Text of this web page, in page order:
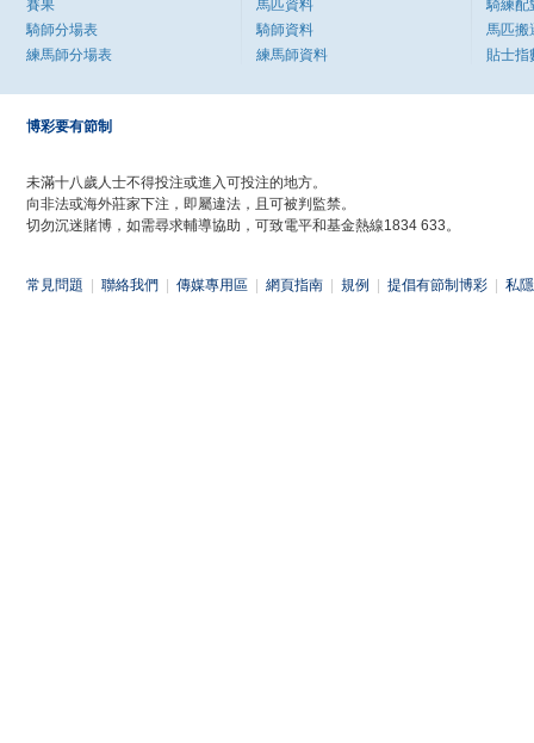
賽果
騎師分場表
練馬師分場表
馬匹資料
騎師資料
練馬師資料
騎練配
馬匹搬
貼士指
博彩要有節制
未滿十八歲人士不得投注或進入可投注的地方。
向非法或海外莊家下注，即屬違法，且可被判監禁。
切勿沉迷賭博，如需尋求輔導協助，可致電平和基金熱線1834 633。
常見問題 聯絡我們 傳媒專用區 網頁指南 規例 提倡有節制博彩 私